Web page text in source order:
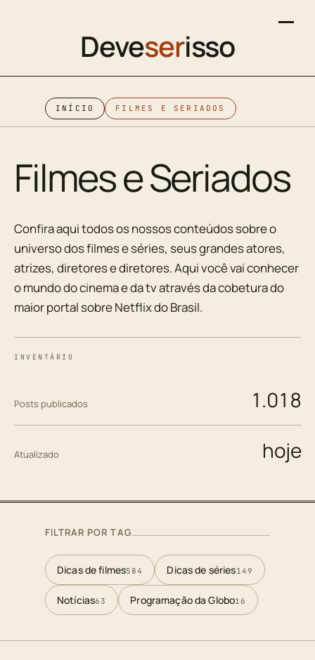
Deveserisso
INÍCIO FILMES E SERIADOS
Filmes e Seriados
Confira aqui todos os nossos conteúdos sobre o
universo dos filmes e séries, seus grandes atores,
atrizes, diretores e diretores. Aqui você vai conhecer
o mundo do cinema e da tv através da cobetura do
maior portal sobre Netflix do Brasil.
INVENTÁRIO
Posts publicados 1.018
Atualizado hoje
FILTRAR POR TAG
Dicas de filmes584 Dicas de séries149
Notícias63 Programação da Globo16